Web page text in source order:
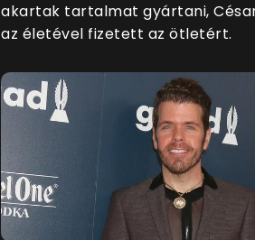
akartak tartalmat gyártani,
az életével fizetett az ötletért.